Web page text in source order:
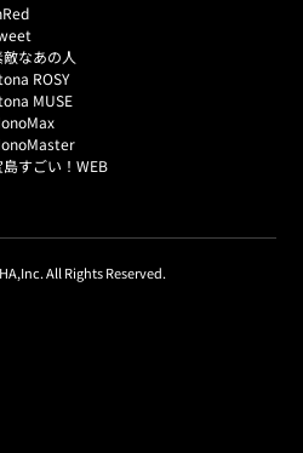
なあの人
ROSY
MUSE
島すごい！WEB
All Rights Reserved.